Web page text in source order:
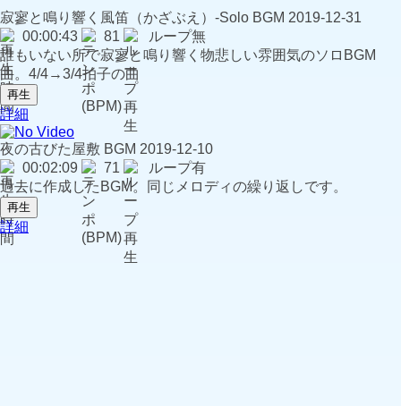
寂寥と鳴り響く風笛（かざぶえ）-Solo BGM 2019-12-31
00:00:43
81
ループ無
誰もいない所で寂寥と鳴り響く物悲しい雰囲気のソロBGM
曲。4/4→3/4拍子の曲
再生
詳細
夜の古びた屋敷 BGM 2019-12-10
00:02:09
71
ループ有
過去に作成したBGM。同じメロディの繰り返しです。
再生
詳細